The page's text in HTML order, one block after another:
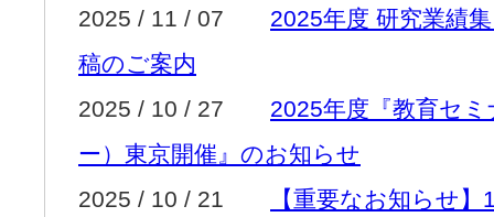
2025 / 11 / 07 2025年度 研究業績
稿のご案内
2025 / 10 / 27 2025年度『教育セ
ー）東京開催』のお知らせ
2025 / 10 / 21
【重要なお知らせ